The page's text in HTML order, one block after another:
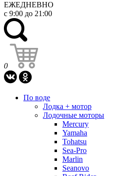
ЕЖЕДНЕВНО
с 9:00 до 21:00
0
По воде
Лодка + мотор
Лодочные моторы
Mercury
Yamaha
Tohatsu
Sea-Pro
Marlin
Seanovo